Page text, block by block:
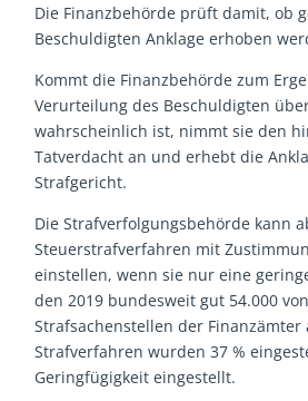
Die Finanzbehörde prüft damit, ob
Beschuldigten Anklage erhoben
Kommt die Finanzbehörde zum
Verurteilung des Beschuldigten
wahrscheinlich ist, nimmt sie den
Tatverdacht an und erhebt die
Strafgericht.
Die Strafverfolgungsbehörde kann
Steuerstrafverfahren mit
einstellen, wenn sie nur eine
den 2019 bundesweit gut 54.000
Strafsachenstellen der Finanzämter
Strafverfahren wurden 37 %
Geringfügigkeit eingestellt.